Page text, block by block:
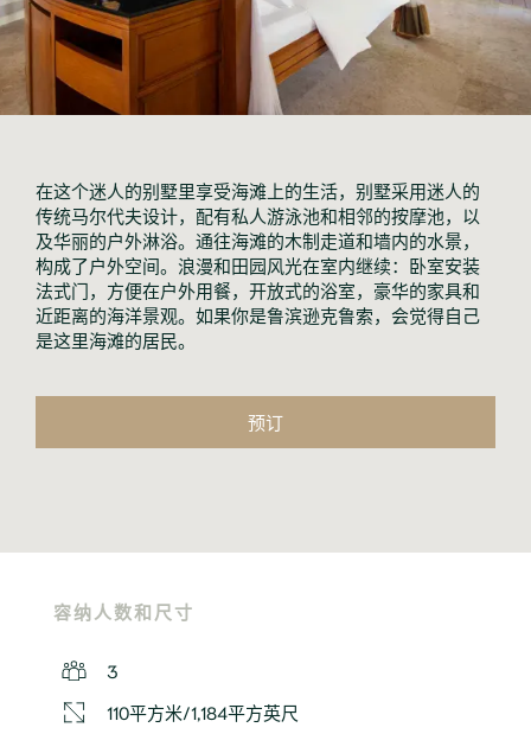
在这个迷人的别墅里享受海滩上的生活，别墅采用迷人的
传统马尔代夫设计，配有私人游泳池和相邻的按摩池，以
及华丽的户外淋浴。通往海滩的木制走道和墙内的水景，
构成了户外空间。浪漫和田园风光在室内继续：卧室安装
法式门，方便在户外用餐，开放式的浴室，豪华的家具和
近距离的海洋景观。如果你是鲁滨逊克鲁索，会觉得自己
是这里海滩的居民。
预订
容纳人数和尺寸
3
110平方米/1,184平方英尺